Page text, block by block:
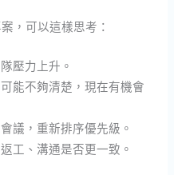
，可以這樣思考：
壓力上升。
能不夠清楚，現在有機會
議，重新排序優先級。
工、溝通是否更一致。